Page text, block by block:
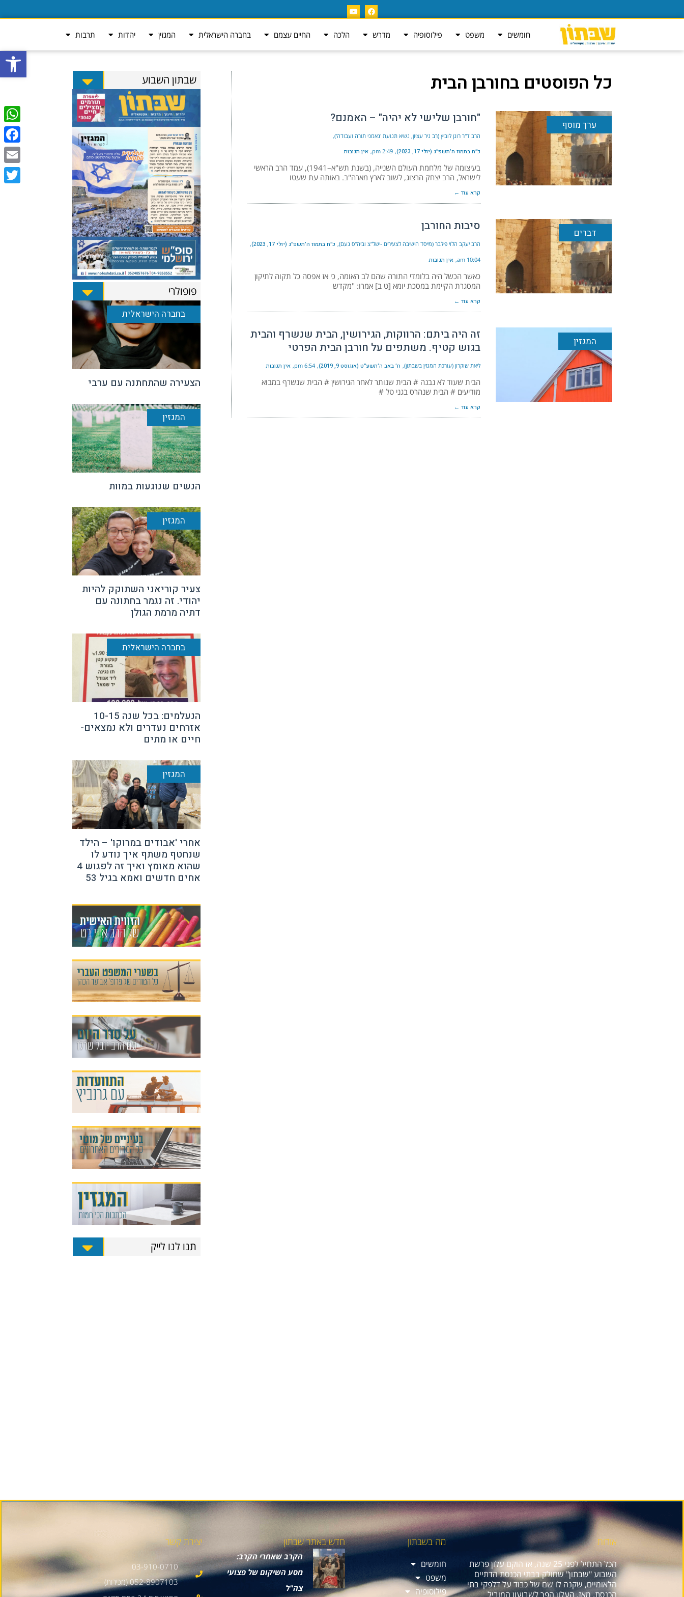
פתח
חומשים משפט פילוסופיה מדרש הלכה החיים עצמם בחברה הישראלית המגזין יהדות תרבות
כל הפוסטים בחורבן הבית
ערך מוסף "חורבן שלישי לא יהיה" – האמנם?
הרב ד"ר רונן לוביץ (רב ניר עציון, נשיא תנועת 'נאמני תורה ועבודה')
כ״ח בתמוז ה׳תשפ״ג (יולי 17, 2023) 2:49 pm אין תגובות
בעיצומה של מלחמת העולם השנייה, (בשנת תש"א–1941), עמד הרב הראשי
לישראל, הרב יצחק הרצוג, לשוב לארץ מארה"ב. באותה עת שעטו
קרא עוד ←
דברים סיבות החורבן
הרב יעקב הלוי פילבר (מייסד הישיבה לצעירים -ישל"צ וביה"ס נעם) כ״ח בתמוז ה׳תשפ״ג (יולי 17, 2023)
10:04 am אין תגובות
כאשר הכשל היה בלומדי התורה שהם לב האומה, כי אז אפסה כל תקוה לתיקון
המסגרת הקיימת במסכת יומא [ט ב] אמרו: "מקדש
קרא עוד ←
המגזין
זה היה ביתם: הרווקות, הגירושין, הבית שנשרף והבית
בגוש קטיף. משתפים על חורבן הבית הפרטי
ליאת שוקרון (עורכת המגזין בשבתון) ח׳ באב ה׳תשע״ט (אוגוסט 9, 2019) 6:54 pm אין תגובות
הבית שעוד לא נבנה # הבית שנותר לאחר הגירושין # הבית שנשרף במבוא
מודיעים # הבית שנהרס בגני טל #
קרא עוד ←
שבתון השבוע
פופולרי
בחברה הישראלית
הצעירה שהתחתנה עם ערבי
המגזין
הנשים שנוגעות במוות
המגזין
צעיר קוריאני השתוקק להיות
יהודי. זה נגמר בחתונה עם
דתיה מרמת הגולן
בחברה הישראלית
הנעלמים: בכל שנה 10-15
אזרחים נעדרים ולא נמצאים-
חיים או מתים
המגזין
אחרי 'אבודים במרוקו' – הילד
שנחטף משתף איך נודע לו
שהוא מאומץ ואיך זה לפגוש 4
אחים חדשים ואמא בגיל 53
תנו לנו לייק
אודות
הכל התחיל לפני 25 שנה, אז הוקם עלון פרשת
השבוע "שבתון" שחולק בבתי הכנסת הדתיים
הלאומיים, שקנה לו שם של כבוד על דלפקי בתי
הכנסת. מאז, העלון הפך לשבועון המוביל
מה בשבתון
חומשים
משפט
פילוסופיה
חדש באתר שבתון
הקרב שאחרי הקרב:
מסע השיקום של פצועי
צה"ל
יצירת קשר
03-910-0710
052-8907103 (מכירות)
Email